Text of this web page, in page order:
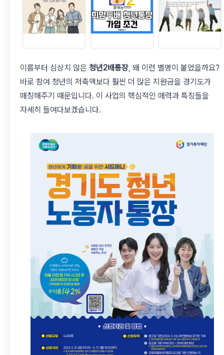
이름부터 심상치 않은 청년2배통장, 왜 이런 별명이 붙었을까요?
바로 참여 청년의 저축액보다 훨씬 더 많은 지원금을 경기도가
매칭해주기 때문입니다. 이 사업의 핵심적인 매력과 특징들을
자세히 들여다보겠습니다.